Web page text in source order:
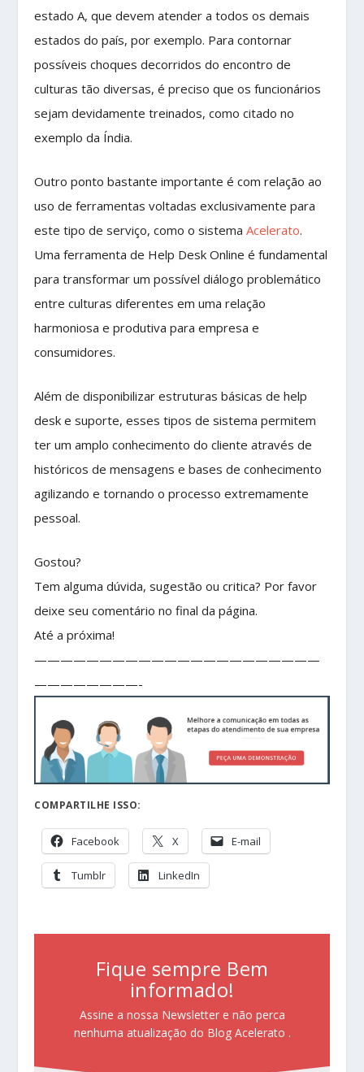
estado A, que devem atender a todos os demais
estados do país, por exemplo. Para contornar
possíveis choques decorridos do encontro de
culturas tão diversas, é preciso que os funcionários
sejam devidamente treinados, como citado no
exemplo da Índia.
Outro ponto bastante importante é com relação ao
uso de ferramentas voltadas exclusivamente para
este tipo de serviço, como o sistemaAcelerato.
Uma ferramenta de Help Desk Online é fundamental
para transformar um possível diálogo problemático
entre culturas diferentes em uma relação
harmoniosa e produtiva para empresa e
consumidores.
Além de disponibilizar estruturas básicas de help
desk e suporte, esses tipos de sistema permitem
ter um amplo conhecimento do cliente através de
históricos de mensagens e bases de conhecimento
agilizando e tornando o processo extremamente
pessoal.
Gostou?
Tem alguma dúvida, sugestão ou critica? Por favor
deixe seu comentário no final da página.
Até a próxima!
——————————————————————
————————-
COMPARTILHE ISSO:
Facebook X E-mail
Tumblr LinkedIn
Fique sempre Bem
informado!
Assine a nossa Newsletter e não perca
nenhuma atualização do Blog Acelerato .